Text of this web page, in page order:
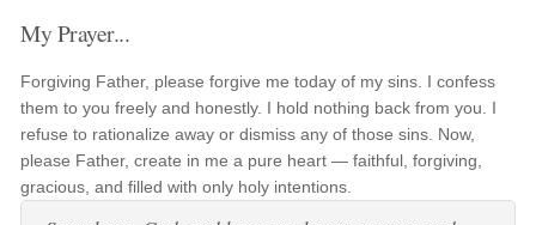
My Prayer...
Forgiving Father, please forgive me today of my sins. I confess
them to you freely and honestly. I hold nothing back from you. I
refuse to rationalize away or dismiss any of those sins. Now,
please Father, create in me a pure heart — faithful, forgiving,
gracious, and filled with only holy intentions.